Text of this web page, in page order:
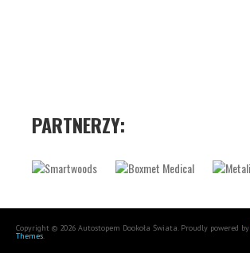
PARTNERZY:
Copyright © 2026 Autostopem Dookoła Świata. Proudly powered by
Themes.